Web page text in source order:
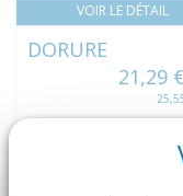
VOIR LE DÉTAIL
DORURE
21,29